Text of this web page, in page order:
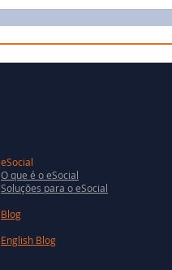
eSocial
O que é o eSocial
Soluções para o eSocial
Blog
English Blog